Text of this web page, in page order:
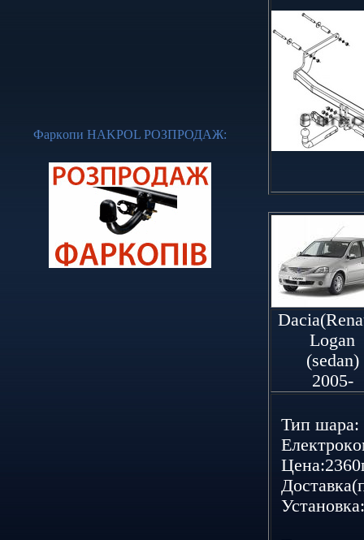
Фapкoпи НАKРОL РОЗПРОДАЖ:
Logan
(sedan)
2005-
Тип шаpа: